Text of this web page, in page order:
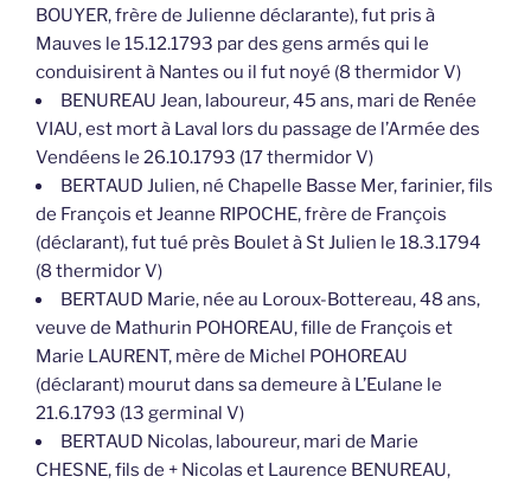
BOUYER, frère de Julienne déclarante), fut pris à
Mauves le 15.12.1793 par des gens armés qui le
conduisirent à Nantes ou il fut noyé (8 thermidor V)
BENUREAU Jean, laboureur, 45 ans, mari de Renée
VIAU, est mort à Laval lors du passage de l’Armée des
Vendéens le 26.10.1793 (17 thermidor V)
BERTAUD Julien, né Chapelle Basse Mer, farinier, fils
de François et Jeanne RIPOCHE, frère de François
(déclarant), fut tué près Boulet à St Julien le 18.3.1794
(8 thermidor V)
BERTAUD Marie, née au Loroux-Bottereau, 48 ans,
veuve de Mathurin POHOREAU, fille de François et
Marie LAURENT, mère de Michel POHOREAU
(déclarant) mourut dans sa demeure à L’Eulane le
21.6.1793 (13 germinal V)
BERTAUD Nicolas, laboureur, mari de Marie
CHESNE, fils de + Nicolas et Laurence BENUREAU,